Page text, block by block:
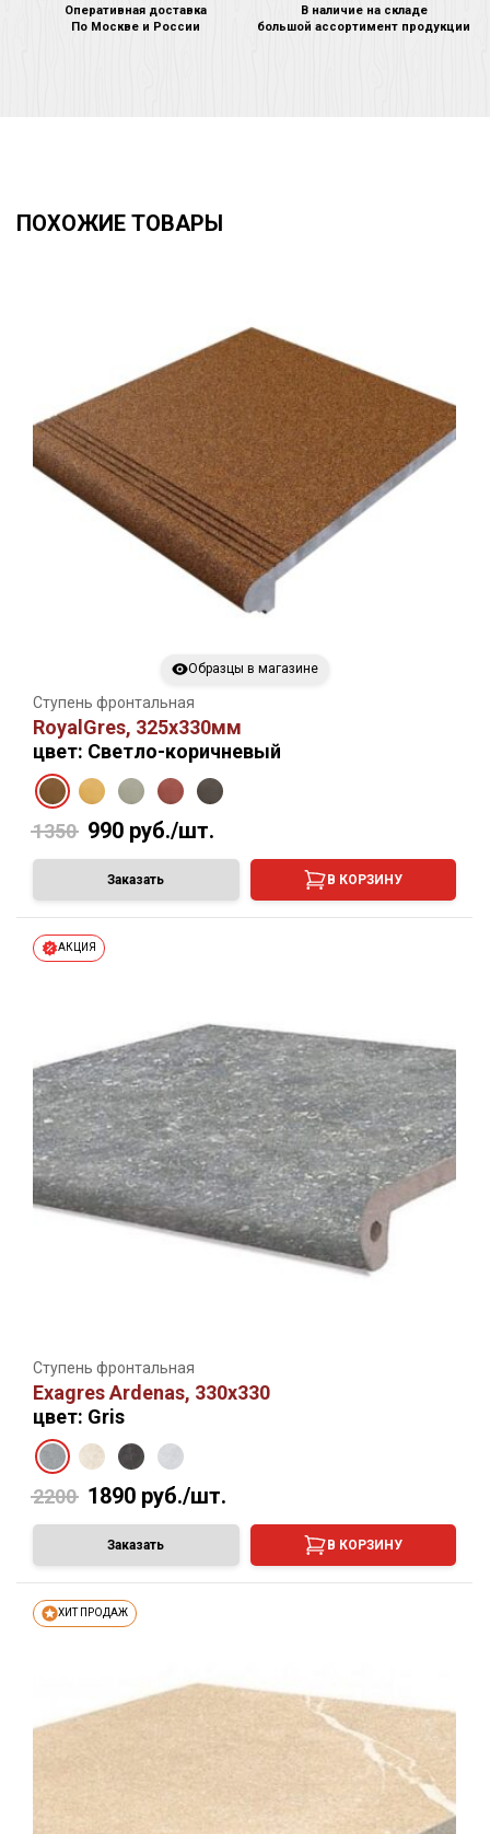
Оперативная доставка
По Москве и России
В наличие на складе
большой ассортимент продукции
ПОХОЖИЕ ТОВАРЫ
Образцы в магазине
Ступень фронтальная
RoyalGres, 325х330мм
цвет: Светло-коричневый
1350 990 руб./шт.
Заказать В КОРЗИНУ
АКЦИЯ
Ступень фронтальная
Exagres Ardenas, 330х330
цвет: Gris
2200 1890 руб./шт.
Заказать В КОРЗИНУ
ХИТ ПРОДАЖ